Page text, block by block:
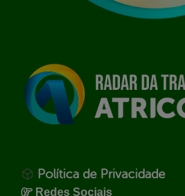
Política de Privacidade
Redes Sociais